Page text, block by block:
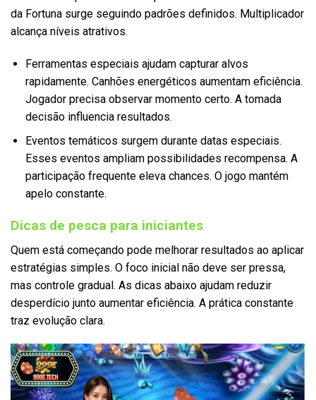
da Fortuna surge seguindo padrões definidos. Multiplicador
alcança níveis atrativos.
Ferramentas especiais ajudam capturar alvos
rapidamente. Canhões energéticos aumentam eficiência.
Jogador precisa observar momento certo. A tomada
decisão influencia resultados.
Eventos temáticos surgem durante datas especiais.
Esses eventos ampliam possibilidades recompensa. A
participação frequente eleva chances. O jogo mantém
apelo constante.
Dicas de pesca para iniciantes
Quem está começando pode melhorar resultados ao aplicar
estratégias simples. O foco inicial não deve ser pressa,
mas controle gradual. As dicas abaixo ajudam reduzir
desperdício junto aumentar eficiência. A prática constante
traz evolução clara.